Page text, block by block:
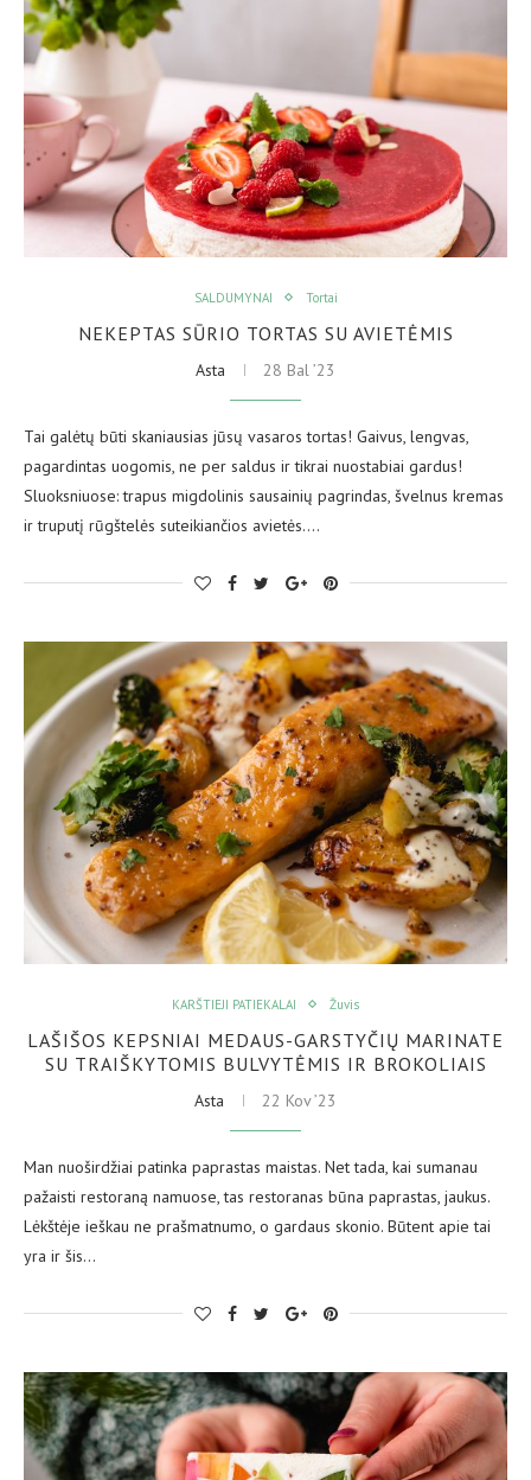
SALDUMYNAI Tortai
NEKEPTAS SŪRIO TORTAS SU AVIETĖMIS
Asta 28 Bal ’23
Tai galėtų būti skaniausias jūsų vasaros tortas! Gaivus, lengvas,
pagardintas uogomis, ne per saldus ir tikrai nuostabiai gardus!
Sluoksniuose: trapus migdolinis sausainių pagrindas, švelnus kremas
ir truputį rūgštelės suteikiančios avietės.…
KARŠTIEJI PATIEKALAI Žuvis
LAŠIŠOS KEPSNIAI MEDAUS-GARSTYČIŲ MARINATE
SU TRAIŠKYTOMIS BULVYTĖMIS IR BROKOLIAIS
Asta 22 Kov ’23
Man nuoširdžiai patinka paprastas maistas. Net tada, kai sumanau
pažaisti restoraną namuose, tas restoranas būna paprastas, jaukus.
Lėkštėje ieškau ne prašmatnumo, o gardaus skonio. Būtent apie tai
yra ir šis…